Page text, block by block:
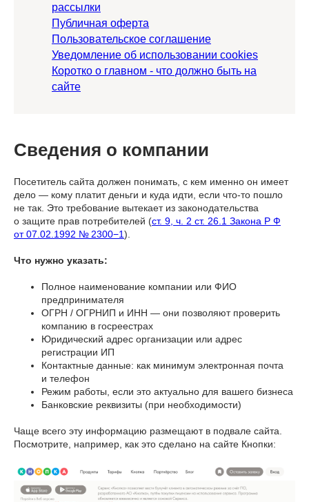
рассылки
Публичная оферта
Пользовательское соглашение
Уведомление об использовании cookies
Коротко о главном - что должно быть на
сайте
Сведения о компании
Посетитель сайта должен понимать, с кем именно он имеет
дело — кому платит деньги и куда идти, если что-то пошло
не так. Это требование вытекает из законодательства
о защите прав потребителей (ст. 9, ч. 2 ст. 26.1 Закона Р Ф
от 07.02.1992 № 2300−1).
Что нужно указать:
Полное наименование компании или ФИО
предпринимателя
ОГРН / ОГРНИП и ИНН — они позволяют проверить
компанию в госреестрах
Юридический адрес организации или адрес
регистрации ИП
Контактные данные: как минимум электронная почта
и телефон
Режим работы, если это актуально для вашего бизнеса
Банковские реквизиты (при необходимости)
Чаще всего эту информацию размещают в подвале сайта.
Посмотрите, например, как это сделано на сайте Кнопки: